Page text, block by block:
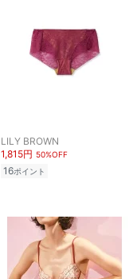
LILY BROWN
1,815円 50%OFF
16ポイント